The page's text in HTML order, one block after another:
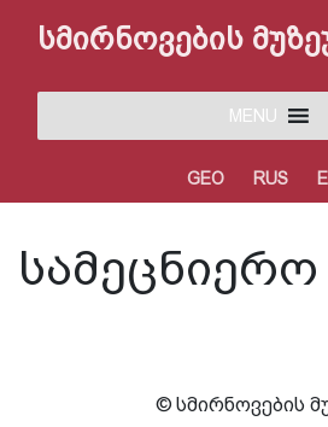
სმირნოვების
MENU
GEO RUS
© სმირნოვების